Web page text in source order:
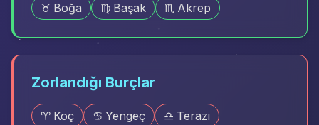
♉ Boğa ♍ Başak ♏ Akrep
Zorlandığı Burçlar
♈ Koç ♋ Yengeç ♎ Terazi